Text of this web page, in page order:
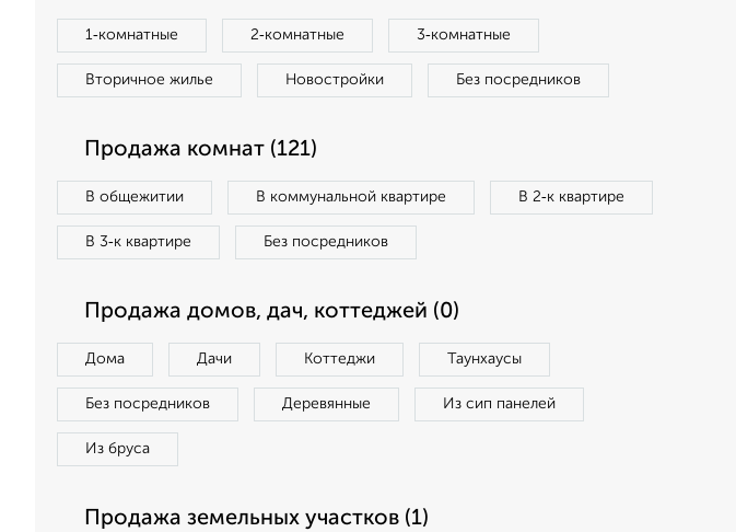
1‑комнатные 2‑комнатные 3‑комнатные
Вторичное жилье Новостройки Без посредников
Продажа комнат (121)
В общежитии В коммунальной квартире В 2‑к квартире
В 3‑к квартире Без посредников
Продажа домов, дач, коттеджей (0)
Дома Дачи Коттеджи Таунхаусы
Без посредников Деревянные Из сип панелей
Из бруса
Продажа земельных участков (1)